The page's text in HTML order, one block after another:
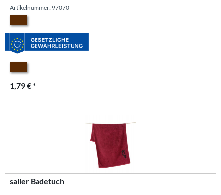
Artikelnummer: 97070
1,79 € *
saller Badetuch